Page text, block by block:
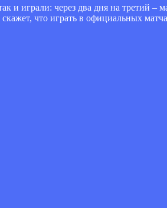
и играли: через два дня на третий
что играть в официальных